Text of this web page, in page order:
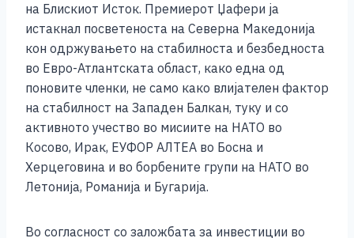
на Блискиот Исток. Премиерот Џафери ја
истакнал посветеноста на Северна Македонија
кон одржувањето на стабилноста и безбедноста
во Евро-Атлантската област, како една од
поновите членки, не само како влијателен фактор
на стабилност на Западен Балкан, туку и со
активното учество во мисиите на НАТО во
Косово, Ирак, ЕУФОР АЛТЕА во Босна и
Херцеговина и во борбените групи на НАТО во
Летонија, Романија и Бугарија.
Во согласност со заложбата за инвестиции во